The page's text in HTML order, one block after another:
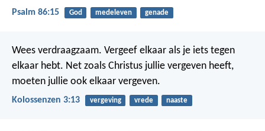
Psalm 86:15 God medeleven genade
Wees verdraagzaam. Vergeef elkaar als je iets tegen
elkaar hebt. Net zoals Christus jullie vergeven heeft,
moeten jullie ook elkaar vergeven.
Kolossenzen 3:13 vergeving vrede naaste